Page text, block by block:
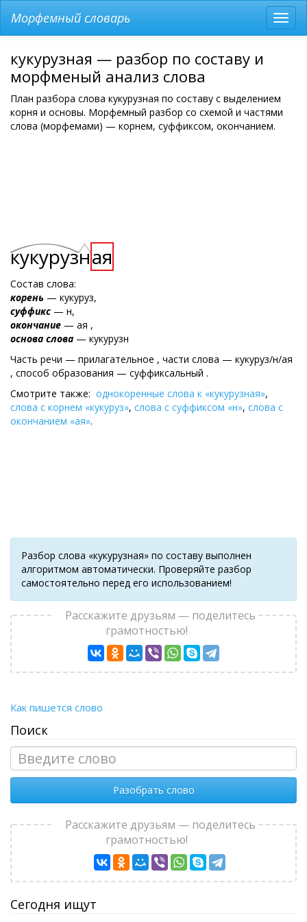
меню
Морфемный словарь
кукурузная — разбор по составу и
морфменый анализ слова
План разбора слова кукурузная по составу с выделением
корня и основы. Морфемный разбор со схемой и частями
слова (морфемами) — корнем, суффиксом, окончанием.
кукурузная
Состав слова:
корень — кукуруз,
суффикс — н,
окончание — ая ,
основа слова — кукурузн
Часть речи — прилагательное , части слова — кукуруз/н/ая
, cпособ образования — суффиксальный .
Смотрите также: однокоренные слова к «кукурузная»,
слова с корнем «кукуруз», слова с суффиксом «н», слова с
окончанием «ая».
Разбор слова «кукурузная» по составу выполнен
алгоритмом автоматически. Проверяйте разбор
самостоятельно перед его использованием!
Расскажите друзьям — поделитесь
грамотностью!
Как пишется слово
Поиск
Разобрать слово
Расскажите друзьям — поделитесь
грамотностью!
Сегодня ищут